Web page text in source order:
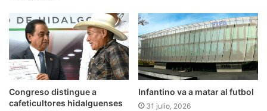
Congreso distingue a
cafeticultores hidalguenses
Infantino va a matar al futbol
31 julio, 2026